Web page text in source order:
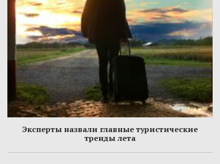
Эксперты назвали главные туристические
тренды лета